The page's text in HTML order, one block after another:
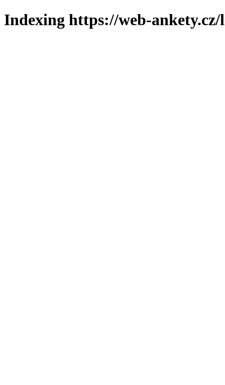
Indexing https://web-